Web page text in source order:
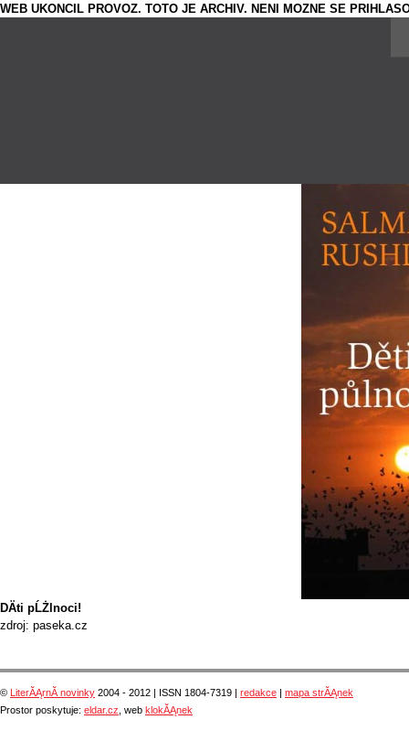
WEB UKONCIL PROVOZ. TOTO JE ARCHIV. NENI MOZNE SE
DÄti pĹŻlnoci!
zdroj: paseka.cz
© LiterĂĄrnĂ­ novinky 2004 - 2012 | ISSN 1804-7319 | redakce
mapa strĂĄnek
Prostor poskytuje: eldar.cz , web klokĂĄnek